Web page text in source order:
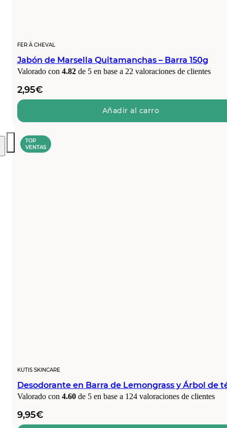
FER À CHEVAL
Jabón de Marsella Quitamanchas – Barra 150g
Valorado con 4.82 de 5 en base a 22 valoraciones de clientes
2,95€
Añadir al carro
TOP
VENTAS
KUTIS SKINCARE
Desodorante en Barra de Lemongrass y Árbol de
Valorado con 4.60 de 5 en base a 124 valoraciones de clientes
9,95€